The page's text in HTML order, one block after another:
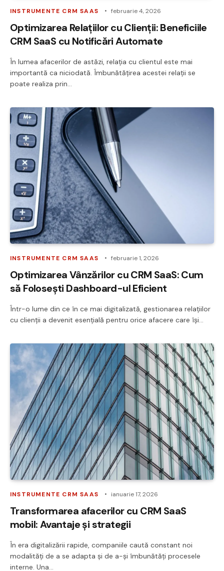
INSTRUMENTE CRM SAAS februarie 4, 2026
Optimizarea Relațiilor cu Clienții: Beneficiile
CRM SaaS cu Notificări Automate
În lumea afacerilor de astăzi, relația cu clientul este mai
importantă ca niciodată. Îmbunătățirea acestei relații se
poate realiza prin…
INSTRUMENTE CRM SAAS februarie 1, 2026
Optimizarea Vânzărilor cu CRM SaaS: Cum
să Folosești Dashboard-ul Eficient
Într-o lume din ce în ce mai digitalizată, gestionarea relațiilor
cu clienții a devenit esențială pentru orice afacere care își…
INSTRUMENTE CRM SAAS ianuarie 17, 2026
Transformarea afacerilor cu CRM SaaS
mobil: Avantaje și strategii
În era digitalizării rapide, companiile caută constant noi
modalități de a se adapta și de a-și îmbunătăți procesele
interne. Una…